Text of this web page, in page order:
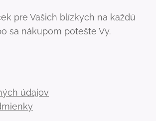
pre Vašich blízkych na každú
sa nákupom potešte Vy.
údajov